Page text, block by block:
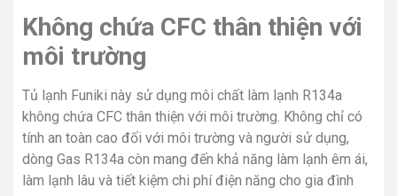
Không chứa CFC thân thiện với
môi trường
Tủ lạnh Funiki này sử dụng môi chất làm lạnh R134a
không chứa CFC thân thiện với môi trường. Không chỉ có
tính an toàn cao đối với môi trường và người sử dụng,
dòng Gas R134a còn mang đến khả năng làm lạnh êm ái,
làm lạnh lâu và tiết kiệm chi phí điện năng cho gia đình